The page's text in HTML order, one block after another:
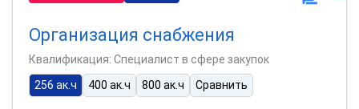
Организация снабжения
Квалификация: Специалист в сфере закупок
256 ак.ч
400 ак.ч 800 ак.ч Сравнить